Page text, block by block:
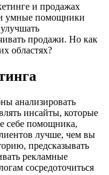
и продажах
умные помощники
продажи. Но как
областях?
анализировать
инсайты, которые
себе помощника,
лучше, чем вы
предсказывать
рекламные
сосредоточиться